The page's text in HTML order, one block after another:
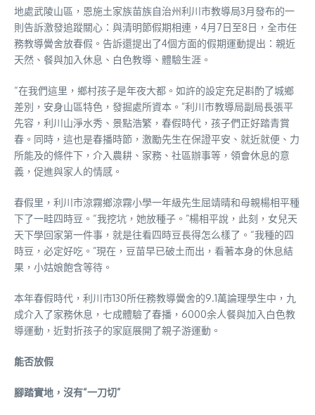
地處武陵山區，恩施土家族苗族自治州利川市教導局3月發布的一
則告訴激發追蹤關心：與清明節假期相連，4月7日至8日，全市任
務教導黌舍放春假。告訴還提出了4個方面的假期運動提出：親近
天然、餐與加入休息、白色教導、體驗生涯。
“在我們這里，鄉村孩子是年夜大都。如許的設定充足斟酌了城鄉
差別，安身山區特色，發掘處所資本。”利川市教導局副局長張平
先容，利川山淨水秀、景點浩繁，春假時代，孩子們正好踏青賞
春。同時，這也是春播時節，激勵先生在保證平安、就近就便、力
所能及的條件下，介入農耕、家務、社區辦事等，領會休息的意
義，促進與家人的情感。
春假里，利川市涼霧鄉涼霧小學一年級先生屈靖晴和母親楊相平種
下了一畦四時豆。“我挖坑，她放種子。”楊相平說，此刻，女兒天
天下學回家第一件事，就是往看四時豆長得怎么樣了。“我種的四
時豆，必定好吃。”現在，豆苗早已破土而出，看著本身的休息結
果，小姑娘飽含等待。
本年春假時代，利川市130所任務教導黌舍的9.1萬論理學生中，九
成介入了家務休息，七成體驗了春播，6000余人餐與加入白色教
導運動，近對折孩子的家庭展開了親子游運動。
能否放假
腳踏實地，沒有“一刀切”